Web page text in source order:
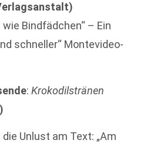
Bindfädchen“ – Ein
schneller“ Montevideo-
: Krokodilstränen
Unlust am Text: „Am